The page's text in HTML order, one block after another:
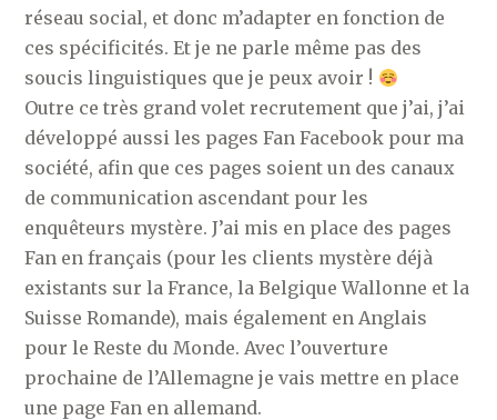
réseau social, et donc m’adapter en fonction de
ces spécificités. Et je ne parle même pas des
soucis linguistiques que je peux avoir !
Outre ce très grand volet recrutement que j’ai, j’ai
développé aussi les pages Fan Facebook pour ma
société, afin que ces pages soient un des canaux
de communication ascendant pour les
enquêteurs mystère. J’ai mis en place des pages
Fan en français (pour les clients mystère déjà
existants sur la France, la Belgique Wallonne et la
Suisse Romande), mais également en Anglais
pour le Reste du Monde. Avec l’ouverture
prochaine de l’Allemagne je vais mettre en place
une page Fan en allemand.